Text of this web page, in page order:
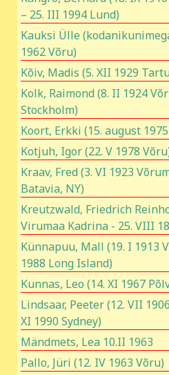
– 25. III 1994 Lund)
Kauksi Ülle
1962 Võru)
Kõiv, Madis (5. XII 1929
Kolk, Raimond (8. II 1924
Stockholm)
Koort, Erkki (15. august
Kotjuh, Igor (22. V 1978
Kraav, Fred (3. VI 1923
Batavia, NY)
Kreutzwald, Friedrich
Virumaa Kadrina - 25. VIII
Künnapuu, Mall (19. I 1913
1988 Long Island)
Kunnas, Leo (14. XI 1967
Lindsaar, Peeter (12. VII
XI 1990 Sydney)
Mändmets, Lea 10.II 1963
Pallo, Jüri (12. IV 1963 Võru)